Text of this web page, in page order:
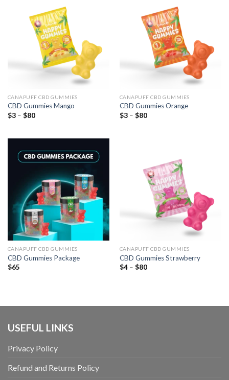
CANAPUFF CBD GUMMIES
CBD Gummies Mango
$3 – $80Preisspanne:
CANAPUFF CBD GUMMIES
CBD Gummies Orange
$3 – $80Preisspanne:
CANAPUFF CBD GUMMIES
CBD Gummies Package
$65
CANAPUFF CBD GUMMIES
CBD Gummies Strawberry
$4 – $80Preisspanne:
USEFUL LINKS
Privacy Policy
Refund and Returns Policy